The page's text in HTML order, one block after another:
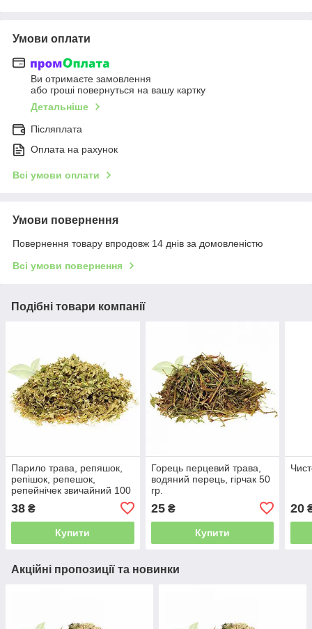
Умови оплати
Ви отримаєте замовлення
або гроші повернуться на вашу картку
Детальніше
Післяплата
Оплата на рахунок
Всі умови оплати
Умови повернення
Повернення товару впродовж 14 днів за домовленістю
Всі умови повернення
Подібні товари компанії
Парило трава, репяшок,
репішок, репешок,
репейнічек звичайний 100
38 ₴
Купити
Горець перцевий трава,
водяний перець, гірчак 50
гр.
25₴
Купити
20
Акційні пропозиції та новинки